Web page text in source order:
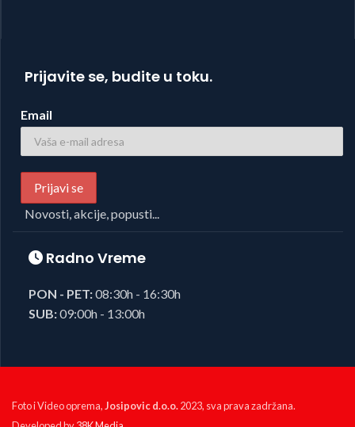
Prijavite se, budite u toku.
Email
Novosti, akcije, popusti...
Radno Vreme
PON - PET:08:30h - 16:30h
SUB:09:00h - 13:00h
Foto i Video oprema,Josipovic d.o.o.2023, sva prava zadržana.